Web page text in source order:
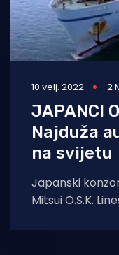
10 velj. 2022 2
JAPANCI
Najduža
na svijetu
Japanski
Mitsui O.S.K.
trajekta, u